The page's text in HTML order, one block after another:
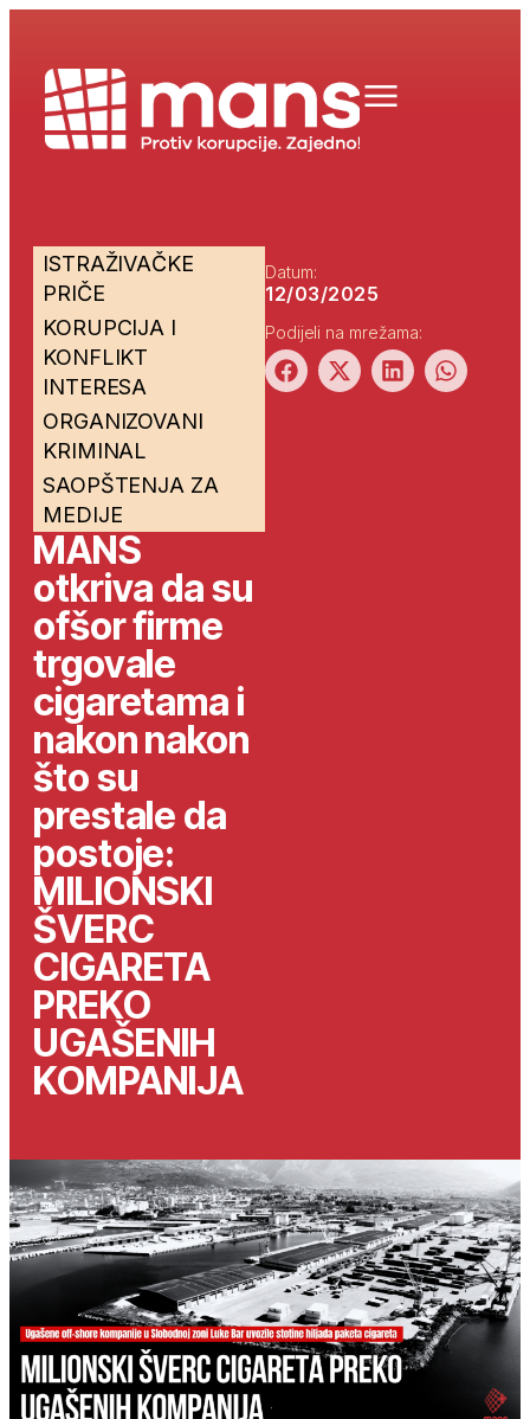
ISTRAŽIVAČKE
PRIČE
KORUPCIJA I
KONFLIKT
INTERESA
ORGANIZOVANI
KRIMINAL
SAOPŠTENJA ZA
MEDIJE
MANS
otkriva da su
ofšor firme
trgovale
cigaretama i
nakon nakon
što su
prestale da
postoje:
MILIONSKI
ŠVERC
CIGARETA
PREKO
UGAŠENIH
KOMPANIJA
Datum:
12/03/2025
Podijeli na mrežama: